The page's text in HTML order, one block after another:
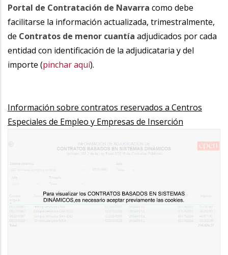
Portal de Contratación de Navarra como debe
facilitarse la información actualizada, trimestralmente,
de Contratos de menor cuantía adjudicados por cada
entidad con identificación de la adjudicataria y del
importe (pinchar aquí).
Información sobre contratos reservados a Centros
Especiales de Empleo y Empresas de Inserción